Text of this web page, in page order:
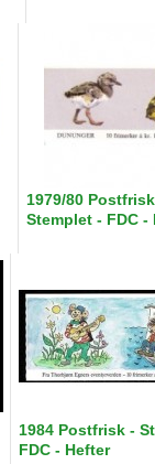
1979/80
Stemplet - FDC -
1984 Postfrisk -
FDC - Hefter